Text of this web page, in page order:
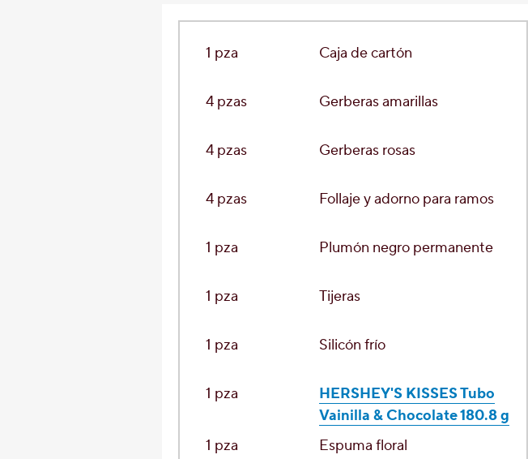
1 pza Caja de cartón
4 pzas Gerberasamarillas
4 pzas Gerberas rosas
4 pzas Follajey adorno para ramos
1 pza Plumón negro permanente
1 pza Tijeras
1 pza Silicón frío
1 pza
HERSHEY'S KISSES Tubo
Vainilla & Chocolate 180.8 g
1 pza
Espuma floral